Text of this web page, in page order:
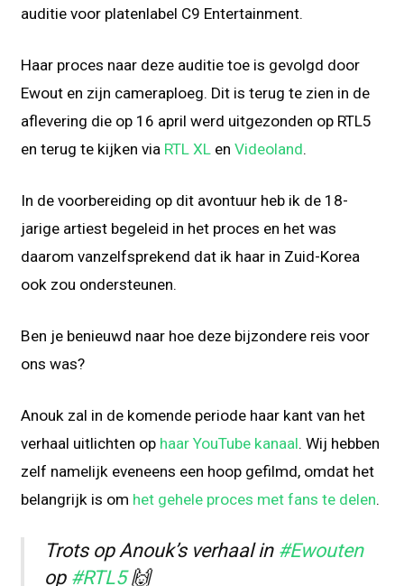
auditie voor platenlabel C9 Entertainment.
Haar proces naar deze auditie toe is gevolgd door
Ewout en zijn cameraploeg. Dit is terug te zien in de
aflevering die op 16 april werd uitgezonden op RTL5
en terug te kijken via RTL XL enVideoland.
In de voorbereiding op dit avontuur heb ik de 18-
jarige artiest begeleid in het proces en het was
daarom vanzelfsprekend dat ik haar in Zuid-Korea
ook zou ondersteunen.
Ben je benieuwd naar hoe deze bijzondere reis voor
ons was?
Anouk zal in de komende periode haar kant van het
verhaal uitlichten op haar YouTube kanaal. Wij hebben
zelf namelijk eveneens een hoop gefilmd, omdat het
belangrijk is om het gehele proces met fans te delen.
Trots op Anouk’s verhaal in #Ewouten
op #RTL5🙌